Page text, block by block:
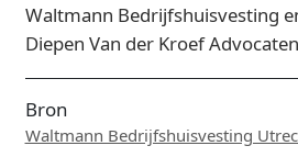
Waltmann Bedrijfshuisvesting
Diepen Van der Kroef
Bron
Waltmann Bedrijfshuisvesting